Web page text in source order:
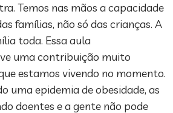
Temos nas mãos a capacidade
famílias, não só das crianças. A
toda. Essa aula
uma contribuição muito
estamos vivendo no momento.
uma epidemia de obesidade, as
doentes e a gente não pode